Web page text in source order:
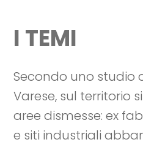
I TEMI
Secondo uno studio
Varese, sul territorio
aree dismesse: ex
e siti industriali